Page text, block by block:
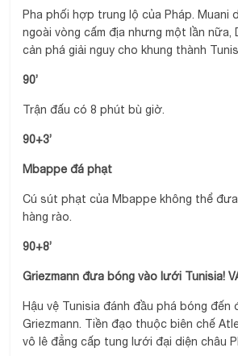
Pha phối hợp trung lộ của Pháp. Muani
ngoài vòng cấm địa nhưng một lần nữa,
cản phá giải nguy cho khung thành
90’
Trận đấu có 8 phút bù giờ.
90+3’
Mbappe đá phạt
Cú sút phạt của Mbappe không thể
hàng rào.
90+8’
Griezmann đưa bóng vào lưới Tunisia!
Hậu vệ Tunisia đánh đầu phá bóng đến
Griezmann. Tiền đạo thuộc biên chế
vô lê đẳng cấp tung lưới đại diện châu